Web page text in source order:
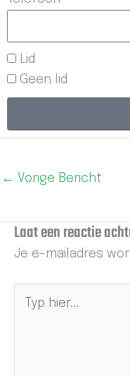
Lid
Geen lid
← Vorige Bericht
Laat een reactie
Je e-mailadres
hier...